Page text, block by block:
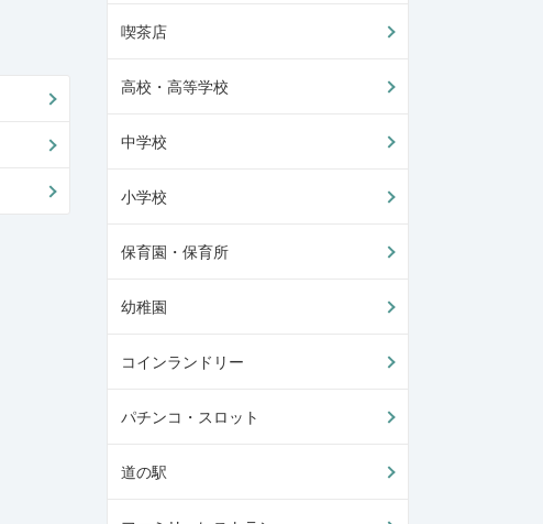
喫茶店
高校・高等学校
中学校
小学校
保育園・保育所
幼稚園
コインランドリー
パチンコ・スロット
道の駅